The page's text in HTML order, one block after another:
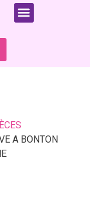
A BONTON